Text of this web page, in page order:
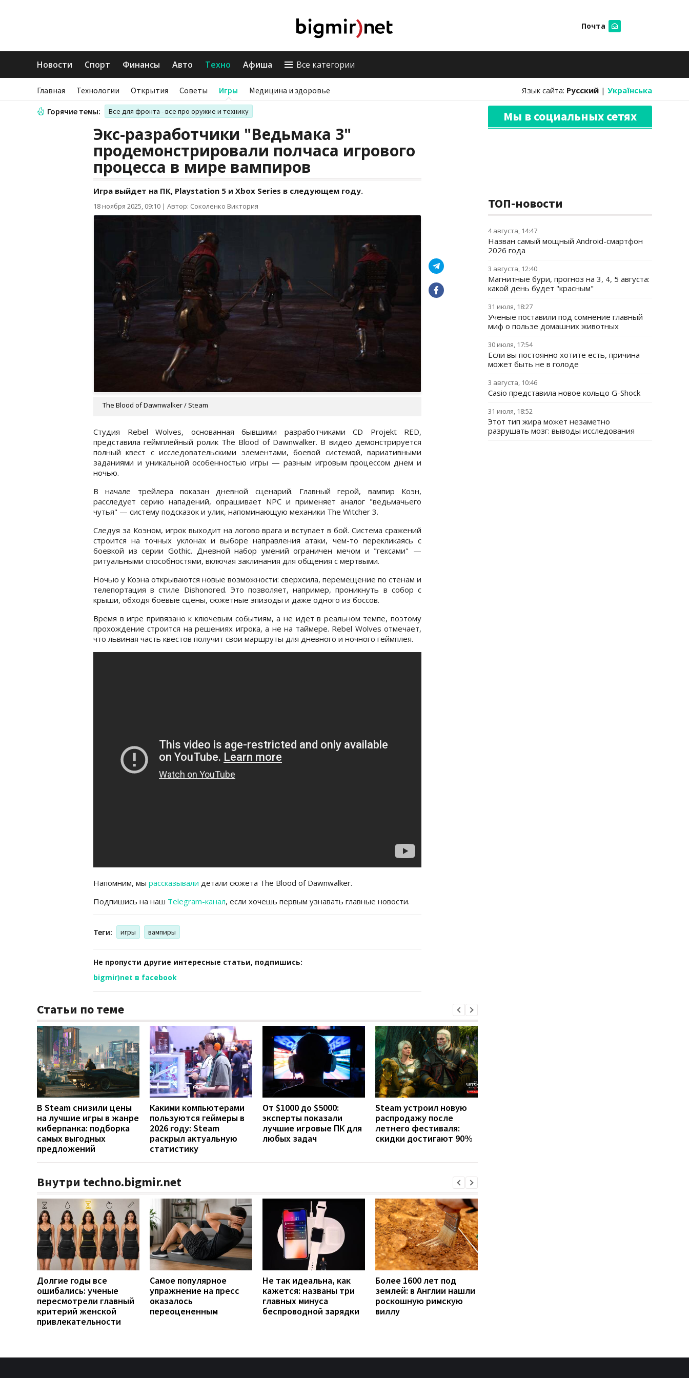
Почта
Новости Спорт Финансы Авто Техно Афиша Все категории
Главная Технологии Открытия Советы Игры Медицина и здоровье Язык сайта: Русский | Українська
Горячие темы: Все для фронта - все про оружие и технику
Экс-разработчики "Ведьмака 3"
продемонстрировали полчаса игрового
процесса в мире вампиров
Игра выйдет на ПК, Playstation 5 и Xbox Series в следующем году.
18 ноября 2025, 09:10 | Автор: Соколенко Виктория
The Blood of Dawnwalker / Steam
Студия Rebel Wolves, основанная бывшими разработчиками CD Projekt RED,
представила геймплейный ролик The Blood of Dawnwalker. В видео демонстрируется
полный квест с исследовательскими элементами, боевой системой, вариативными
заданиями и уникальной особенностью игры — разным игровым процессом днем и
ночью.
В начале трейлера показан дневной сценарий. Главный герой, вампир Коэн,
расследует серию нападений, опрашивает NPC и применяет аналог "ведьмачьего
чутья" — систему подсказок и улик, напоминающую механики The Witcher 3.
Следуя за Коэном, игрок выходит на логово врага и вступает в бой. Система сражений
строится на точных уклонах и выборе направления атаки, чем-то перекликаясь с
боевкой из серии Gothic. Дневной набор умений ограничен мечом и "гексами" —
ритуальными способностями, включая заклинания для общения с мертвыми.
Ночью у Коэна открываются новые возможности: сверхсила, перемещение по стенам и
телепортация в стиле Dishonored. Это позволяет, например, проникнуть в собор с
крыши, обходя боевые сцены, сюжетные эпизоды и даже одного из боссов.
Время в игре привязано к ключевым событиям, а не идет в реальном темпе, поэтому
прохождение строится на решениях игрока, а не на таймере. Rebel Wolves отмечает,
что львиная часть квестов получит свои маршруты для дневного и ночного геймплея.
Напомним, мы рассказывали детали сюжета The Blood of Dawnwalker.
Подпишись на наш Telegram-канал, если хочешь первым узнавать главные новости.
Теги: игры вампиры
Не пропусти другие интересные статьи, подпишись:
bigmir)net в facebook
Статьи по теме
В Steam снизили цены
на лучшие игры в жанре
киберпанка: подборка
самых выгодных
предложений
Какими компьютерами
пользуются геймеры в
2026 году: Steam
раскрыл актуальную
статистику
От $1000 до $5000:
эксперты показали
лучшие игровые ПК для
любых задач
Steam устроил новую
распродажу после
летнего фестиваля:
скидки достигают 90%
Внутри techno.bigmir.net
Долгие годы все
ошибались: ученые
пересмотрели главный
критерий женской
привлекательности
Самое популярное
упражнение на пресс
оказалось
переоцененным
Не так идеальна, как
кажется: названы три
главных минуса
беспроводной зарядки
Более 1600 лет под
землей: в Англии нашли
роскошную римскую
виллу
Мы в социальных сетях
ТОП-новости
4 августа, 14:47
Назван самый мощный Android-смартфон
2026 года
3 августа, 12:40
Магнитные бури, прогноз на 3, 4, 5 августа:
какой день будет "красным"
31 июля, 18:27
Ученые поставили под сомнение главный
миф о пользе домашних животных
30 июля, 17:54
Если вы постоянно хотите есть, причина
может быть не в голоде
3 августа, 10:46
Casio представила новое кольцо G-Shock
31 июля, 18:52
Этот тип жира может незаметно
разрушать мозг: выводы исследования